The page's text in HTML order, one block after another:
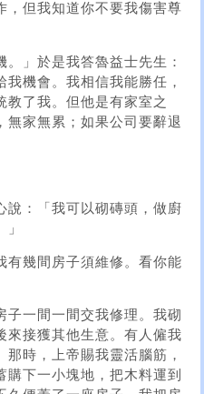
，但我知道你不要我傷害尊
。」於是我答魯益士先生：
我機會。我相信我能勝任，
教了我。但他是有家室之
無家無累；如果公司要辭退
說：「我可以砌磚頭，做廚
有幾間房子須維修。看你能
子一間一間交我修理。我砌
來接獲其他生意。有人僱我
時，上帝賜我靈活腦筋，
下一小塊地，把木料運到